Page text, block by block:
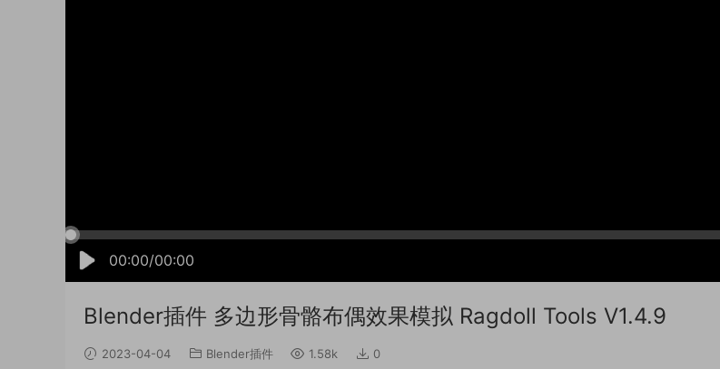
00:00/00:00
Blender插件 多边形骨骼布偶效果模拟 Ragdoll Tools V1.4.9
2023-04-04 Blender插件 1.58k 0